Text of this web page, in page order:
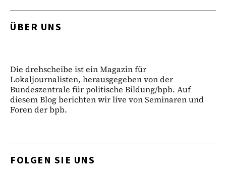
ÜBER UNS
Die drehscheibe ist ein Magazin für
Lokaljournalisten, herausgegeben von der
Bundeszentrale für politische Bildung/bpb. Auf
diesem Blog berichten wir live von Seminaren und
Foren der bpb.
FOLGEN SIE UNS